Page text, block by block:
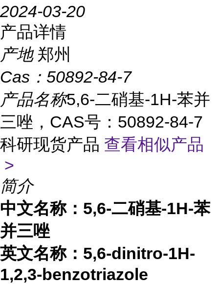
2024-03-20
产品详情
产地 郑州
Cas： 50892-84-7
产品名称5,6-二硝基-1H-苯并
三唑，CAS号：50892-84-7
科研现货产品 查看相似产品
>
简介
中文名称： 5,6-二硝基-1H-苯
并三唑
英文名称： 5,6-dinitro-1H-
1,2,3-benzotriazole